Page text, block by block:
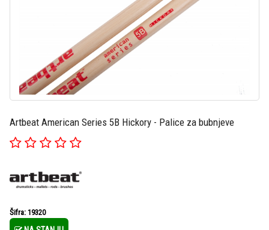
Artbeat American Series 5B Hickory - Palice za bubnjeve
Šifra: 19320